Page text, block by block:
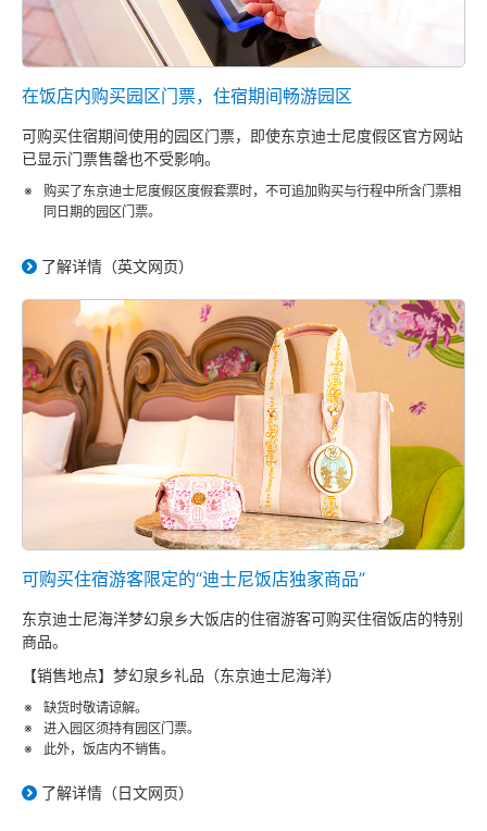
在饭店内购买园区门票，住宿期间畅游园区
可购买住宿期间使用的园区门票，即使东京迪士尼度假区官方网站
已显示门票售罄也不受影响。
购买了东京迪士尼度假区度假套票时，不可追加购买与行程中所含门票相
同日期的园区门票。
了解详情（英文网页）
可购买住宿游客限定的“迪士尼饭店独家商品”
东京迪士尼海洋梦幻泉乡大饭店的住宿游客可购买住宿饭店的特别
商品。
【销售地点】梦幻泉乡礼品（东京迪士尼海洋）
缺货时敬请谅解。
进入园区须持有园区门票。
此外，饭店内不销售。
了解详情（日文网页）